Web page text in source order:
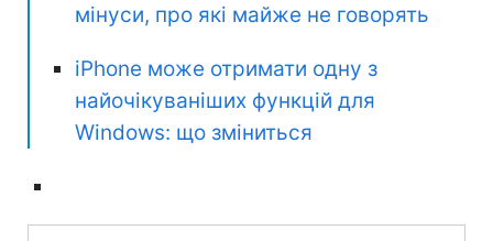
мінуси, про які майже не говорять
iPhone може отримати одну з
найочікуваніших функцій для
Windows: що зміниться